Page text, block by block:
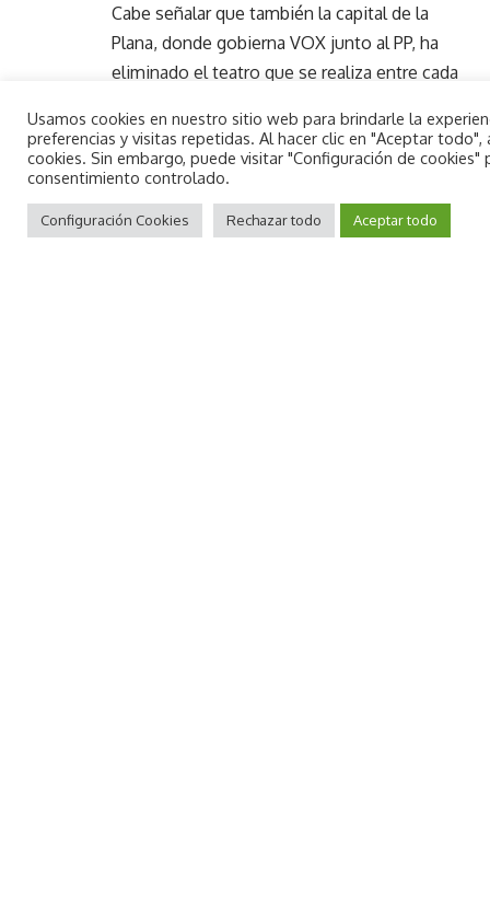
Privacy Policy andTerms of Use.
Aceptar
Cabe señalar que también la capital de la
Plana, donde gobierna VOX junto al PP, ha
eliminado el teatro que se realiza entre cada
de Cultura, que dirige el también diputado
autonómico de VOX, Jesús Albiol, ha
rechazado una propuesta de Escola Dansa
destinada al Centro Municipal de las Artes al
Usamos cookies en nuestro sitio web para brindarle la
preferencias y visitas repetidas. Al hacer clic en "Aceptar
cookies. Sin embargo, puede visitar "Configuración de cookies"
consentimiento controlado.
Configuración Cookies Rechazar todo Aceptar todo